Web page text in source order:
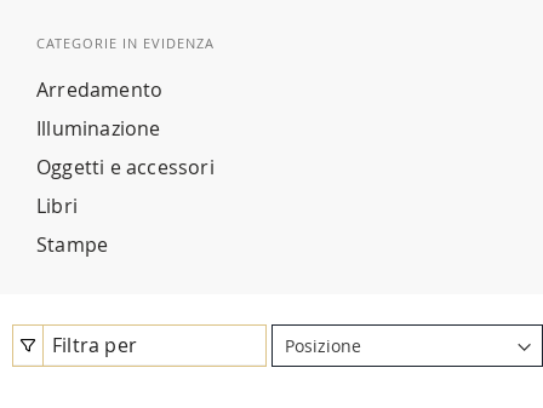
CATEGORIE IN EVIDENZA
Arredamento
Illuminazione
Oggetti e accessori
Libri
Stampe
Filtra per